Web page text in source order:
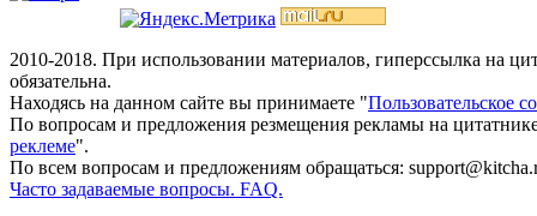
2010-2018. При использовании материалов, гиперссылка на
обязательна.
Находясь на данном сайте вы принимаете "Пользовательское
По вопросам и предложения резмещения рекламы на
реклеме".
По всем вопросам и предложениям обращаться:
Часто задаваемые вопросы. FAQ.